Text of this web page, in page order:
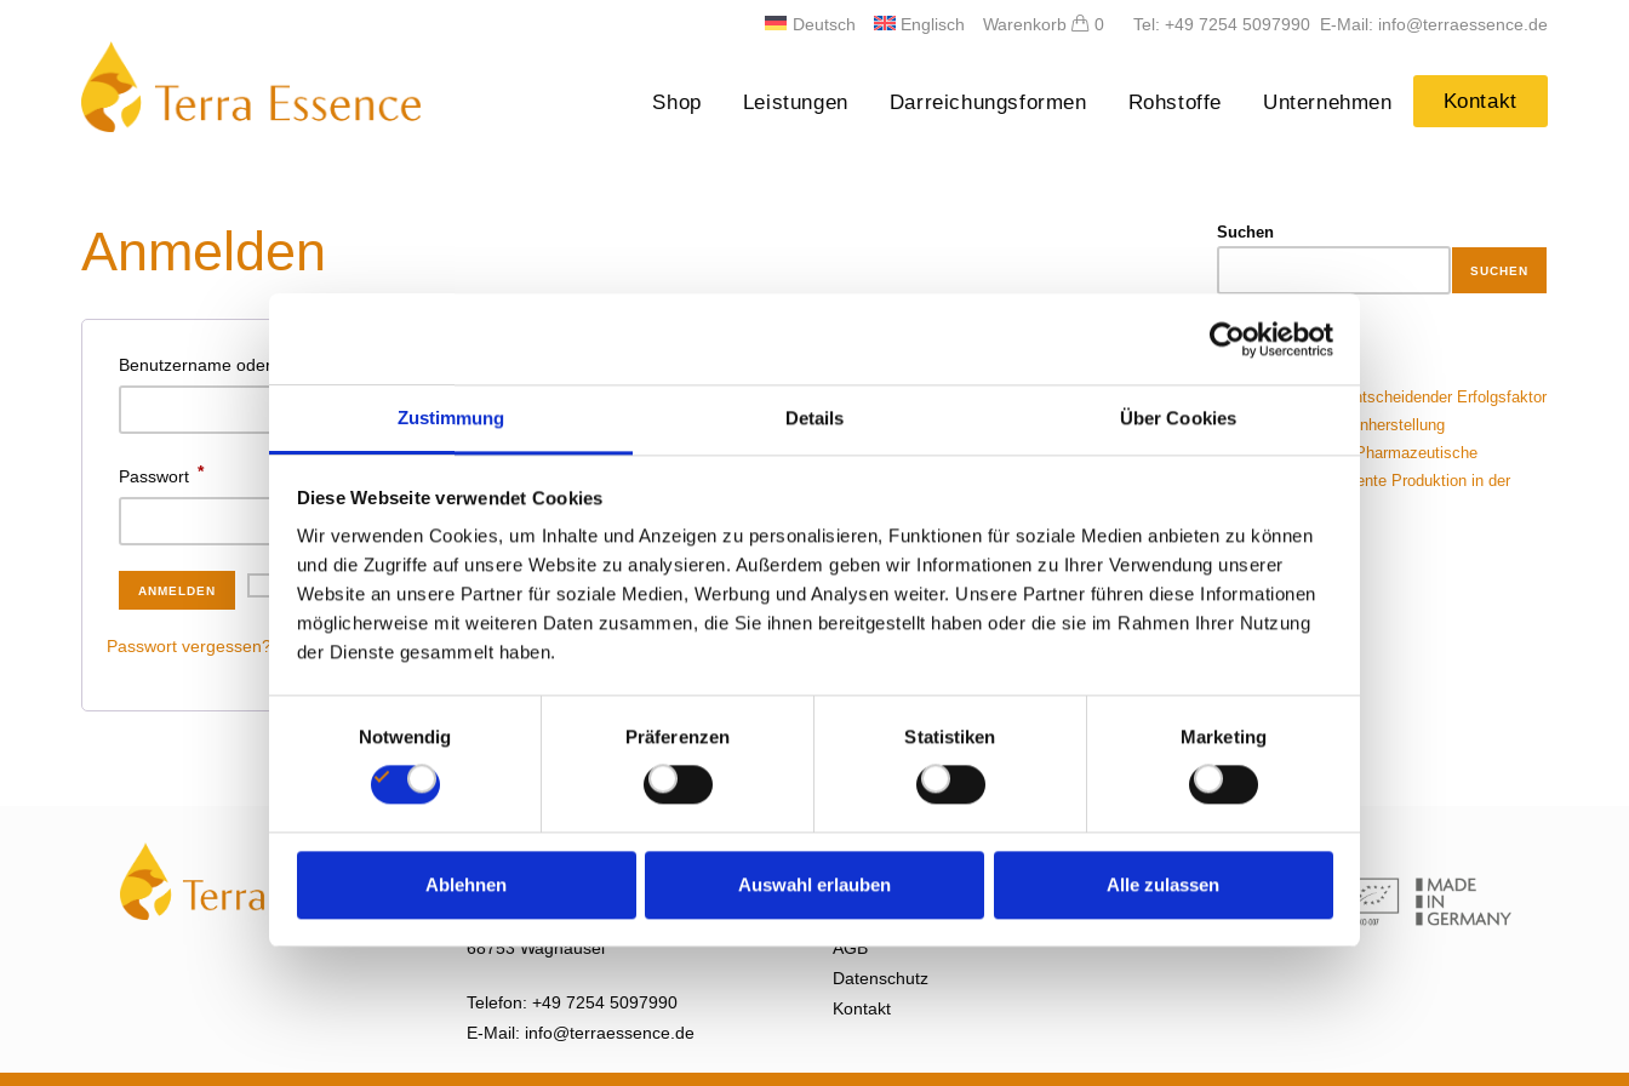
Zustimmung Details Über Cookies
Diese Webseite verwendet Cookies
Wir verwenden Cookies, um Inhalte und Anzeigen zu personalisieren, Funktionen für soziale Medien anbieten zu können
und die Zugriffe auf unsere Website zu analysieren. Außerdem geben wir Informationen zu Ihrer Verwendung unserer
Website an unsere Partner für soziale Medien, Werbung und Analysen weiter. Unsere Partner führen diese Informationen
möglicherweise mit weiteren Daten zusammen, die Sie ihnen bereitgestellt haben oder die sie im Rahmen Ihrer Nutzung
der Dienste gesammelt haben.
E
g
Notwendig Präferenzen Statistiken Marketing
Ablehnen Auswahl erlauben Alle zulassen
Deutsch Englisch Warenkorb 0 Tel: +49 7254 5097990 E-Mail: info@terraessence.de
Shop Leistungen Darreichungsformen Rohstoffe Unternehmen Kontakt
Anmelden
Benutzername oder E-Mail-Adresse
Passwort *Erforderlich
Angemeldet bleiben
ANMELDEN
Passwort vergessen?
Suchen
SUCHEN
Neueste Beiträge
Clean Label – Ein entscheidender Erfolgsfaktor
in der modernen Lohnherstellung
Lohnherstellung für Pharmazeutische
Unternehmen: Effiziente Produktion in der
Kontakt
Terra Essence Germany GmbH
Sperberstr. 2
68753 Waghäusel
Telefon: +49 7254 5097990
E-Mail: info@terraessence.de
Unternehmen & Rechtliches
Über uns
Impressum
AGB
Datenschutz
Kontakt